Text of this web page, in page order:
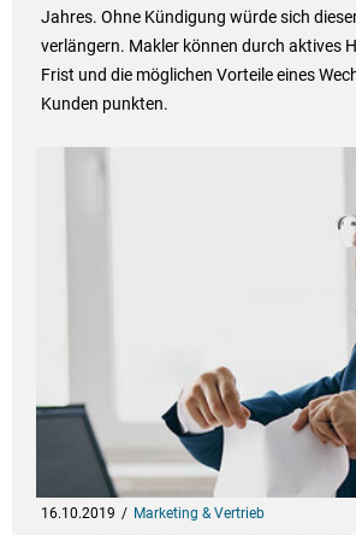
Jahres. Ohne Kündigung würde sich
verlängern. Makler können durch aktives
Frist und die möglichen Vorteile eines
Kunden punkten.
16.10.2019 Marketing & Vertrieb